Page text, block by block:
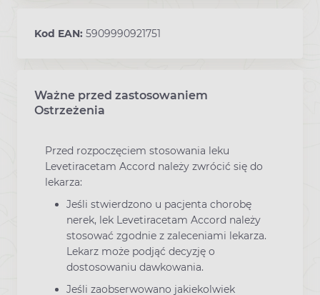
Kod EAN: 5909990921751
Ważne przed zastosowaniem
Ostrzeżenia
Przed rozpoczęciem stosowania leku
Levetiracetam Accord należy zwrócić się do
lekarza:
Jeśli stwierdzono u pacjenta chorobę
nerek, lek Levetiracetam Accord należy
stosować zgodnie z zaleceniami lekarza.
Lekarz może podjąć decyzję o
dostosowaniu dawkowania.
Jeśli zaobserwowano jakiekolwiek